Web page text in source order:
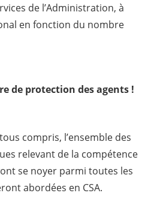
de l’Administration, à
en fonction du nombre
de protection des agents !
compris, l’ensemble des
relevant de la compétence
se noyer parmi toutes les
abordées en CSA.